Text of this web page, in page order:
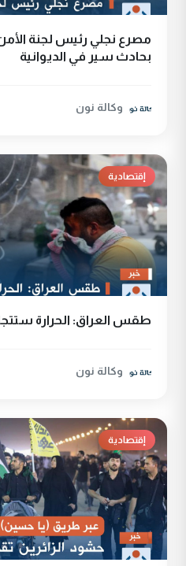
مصرع نجلي رئيس لجنة الأمن
بحادث سير في الديوانية
وكالة نون
إقتصادية
طقس العراق: الحرارة
وكالة نون
إقتصادية